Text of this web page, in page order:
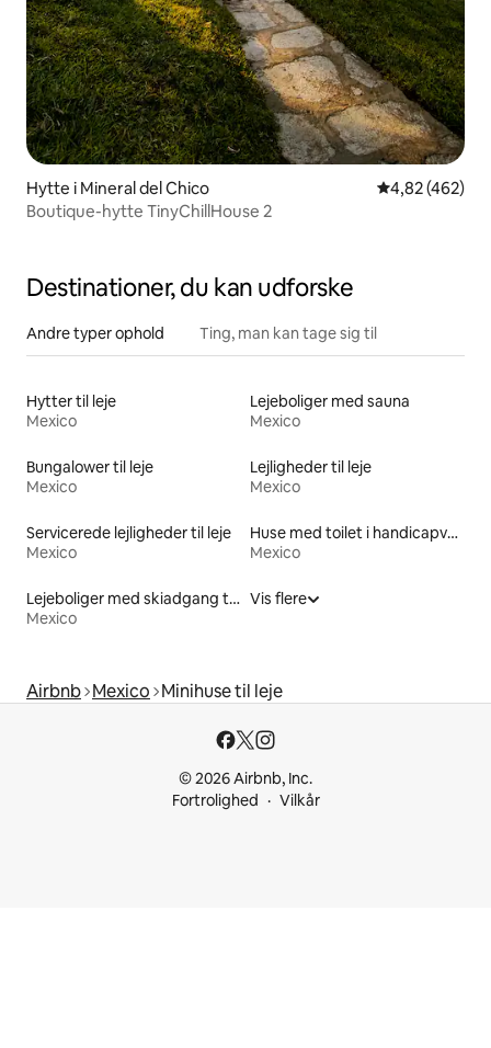
Hytte i Mineral del Chico 4,82 ud af 5 i
4,82 (462)
Boutique-hytte TinyChillHouse 2
Destinationer, du kan udforske
Andre typer ophold Ting, man kan tage sig til
Hytter til leje
Mexico
Lejeboliger med sauna
Mexico
Bungalower til leje
Mexico
Lejligheder til leje
Mexico
Servicerede lejligheder til leje
Mexico
Huse med toilet i handicapvenlig højde til leje
Mexico
Lejeboliger med skiadgang til døren
Mexico
Vis flere
Airbnb Mexico Minihuse til leje
© 2026 Airbnb, Inc.
Fortrolighed
Vilkår